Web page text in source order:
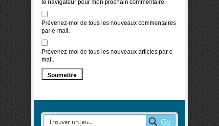
le navigateur pour mon prochain commentaire.
Prévenez-moi de tous les nouveaux commentaires
par e-mail.
Prévenez-moi de tous les nouveaux articles par e-
mail.
Go